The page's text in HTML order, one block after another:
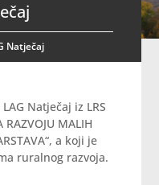
Natječaj
LAG Natječaj iz LRS
MALIH
a koji je
ruralnog razvoja.